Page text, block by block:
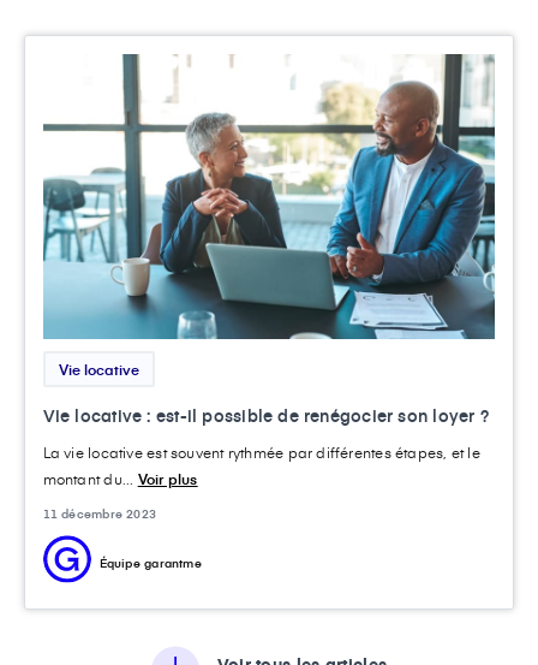
Vie locative
Vie locative : est-il possible de renégocier son loyer ?
La vie locative est souvent rythmée par différentes étapes, et le
montant du... Voir plus
11 décembre 2023
Équipe garantme